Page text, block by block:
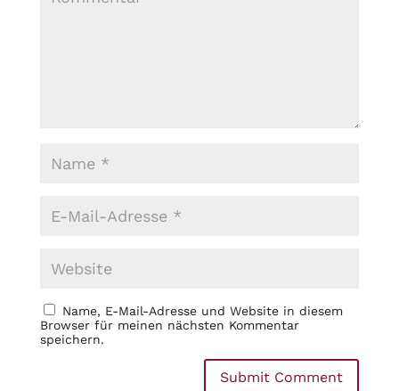
Name, E-Mail-Adresse und Website in diesem
Browser für meinen nächsten Kommentar
speichern.